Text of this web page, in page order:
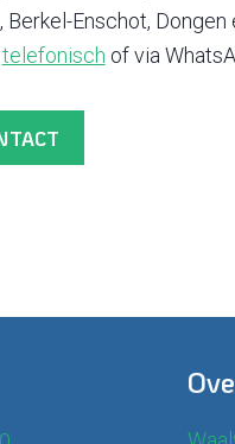
Berkel-Enschot,
telefonisch of via